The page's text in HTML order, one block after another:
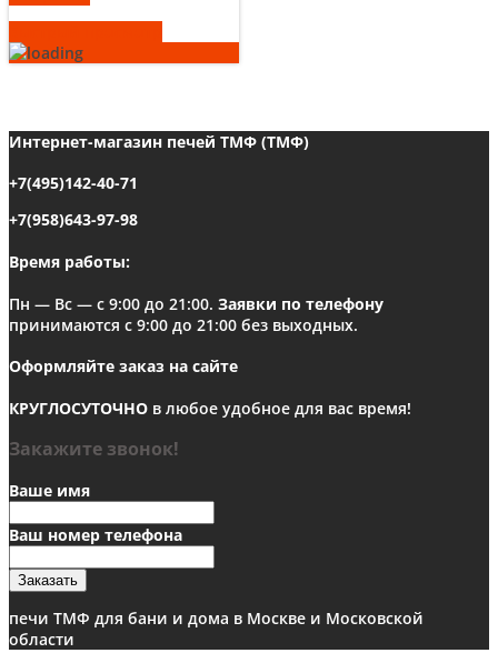
Интернет-магазин печей ТМФ (ТМФ)
+7(495)142-40-71
+7(958)643-97-98
Время работы:
Пн — Вс — с 9:00 до 21:00. Заявки по телефону
принимаются с 9:00 до 21:00 без выходных.
Оформляйте заказ на сайте
КРУГЛОСУТОЧНО в любое удобное для вас время!
Закажите звонок!
Ваше имя
Ваш номер телефона
Заказать
печи ТМФ для бани и дома в Москве и Московской
области